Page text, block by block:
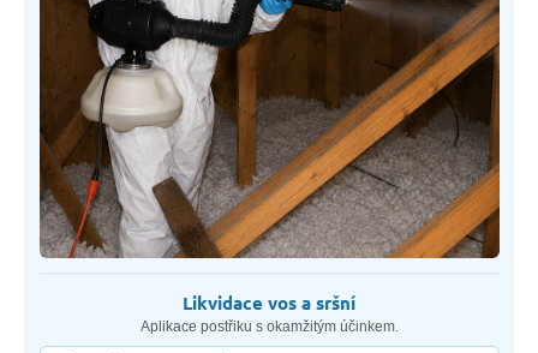
Likvidace vos a sršní
Aplikace postřiku s okamžitým účinkem.